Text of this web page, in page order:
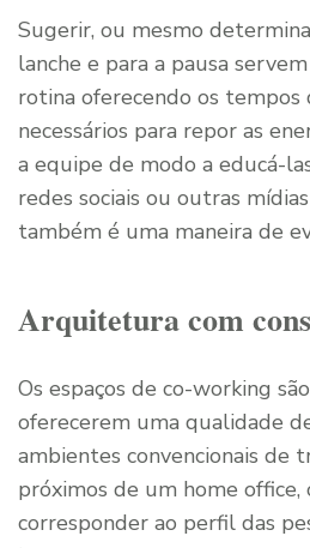
Sugerir, ou mesmo
lanche e para a pausa
rotina oferecendo os tempos
necessários para repor as
a equipe de modo a educá-
redes sociais ou outras
também é uma maneira de
Arquitetura com
Os espaços de co-working
oferecerem uma qualidade
ambientes convencionais de
próximos de um home
corresponder ao perfil das